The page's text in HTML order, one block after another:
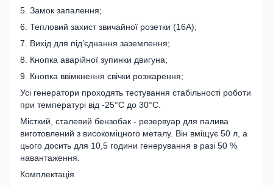
5. Замок запалення;
6. Тепловий захист звичайної розетки (16А);
7. Вихід для під’єднання заземлення;
8. Кнопка аварійної зупинки двигуна;
9. Кнопка ввімкнення свічки розжарення;
Усі генератори проходять тестування стабільності роботи
при температурі від -25°С до 30°С.
Місткий, сталевий бензобак - резервуар для палива
виготовлений з високоміцного металу. Він вміщує 50 л, а
цього досить для 10,5 години генерування в разі 50 %
навантаження.
Комплектація